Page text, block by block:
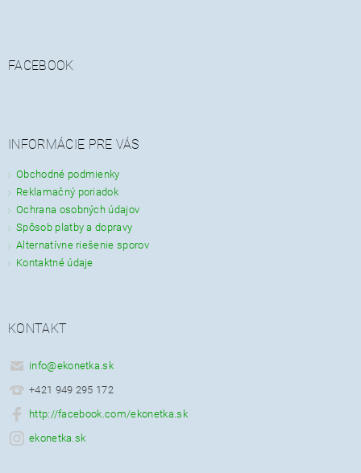
FACEBOOK
INFORMÁCIE PRE VÁS
Obchodné podmienky
Reklamačný poriadok
Ochrana osobných údajov
Spôsob platby a dopravy
Alternatívne riešenie sporov
Kontaktné údaje
KONTAKT
info@ekonetka.sk
+421 949 295 172
http://facebook.com/ekonetka.sk
ekonetka.sk